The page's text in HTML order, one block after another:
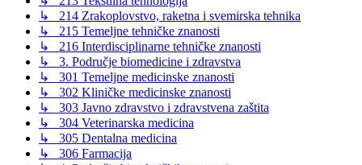
↳ 214 Zrakoplovstvo, raketna i svemirska tehnika
↳ 215 Temeljne tehničke znanosti
↳ 216 Interdisciplinarne tehničke znanosti
↳ 3. Područje biomedicine i zdravstva
↳ 301 Temeljne medicinske znanosti
↳ 302 Kliničke medicinske znanosti
↳ 303 Javno zdravstvo i zdravstvena zaštita
↳ 304 Veterinarska medicina
↳ 305 Dentalna medicina
↳ 306 Farmacija